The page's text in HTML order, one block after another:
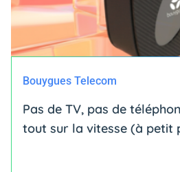
Bouygues Telecom
Pas de TV, pas de
tout sur la vitesse (à petit